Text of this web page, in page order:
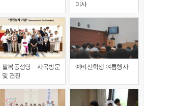
미사
팔복동성당 사목방문
및 견진
예비신학생 여름행사